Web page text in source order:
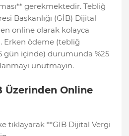
gerekmektedir. Tebliğ
Başkanlığı (GİB) Dijital
online olarak kolayca
Erken ödeme (tebliğ
gün içinde) durumunda %25
unutmayın.
Üzerinden Online
tıklayarak **GİB Dijital Vergi